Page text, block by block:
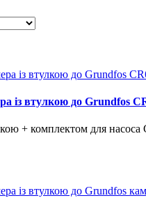
із втулкою до Grundfos
+ комплектом для насоса